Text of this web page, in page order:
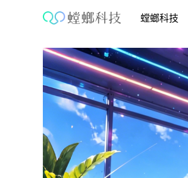
螳螂科技